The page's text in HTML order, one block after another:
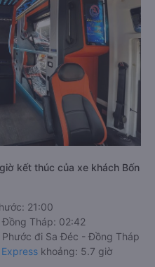
kết thúc của xe khách Bốn
21:00
Tháp: 02:42
đi Sa Đéc - Đồng Tháp
khoảng: 5.7 giờ